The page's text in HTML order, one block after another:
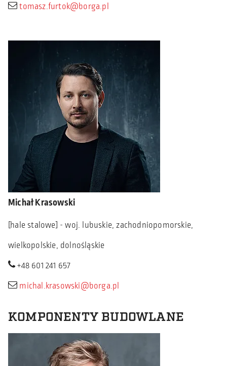
tomasz.furtok@borga.pl
Michał Krasowski
[hale stalowe] - woj. lubuskie, zachodniopomorskie,
wielkopolskie, dolnośląskie
+48 601 241 657
michal.krasowski@borga.pl
KOMPONENTY BUDOWLANE